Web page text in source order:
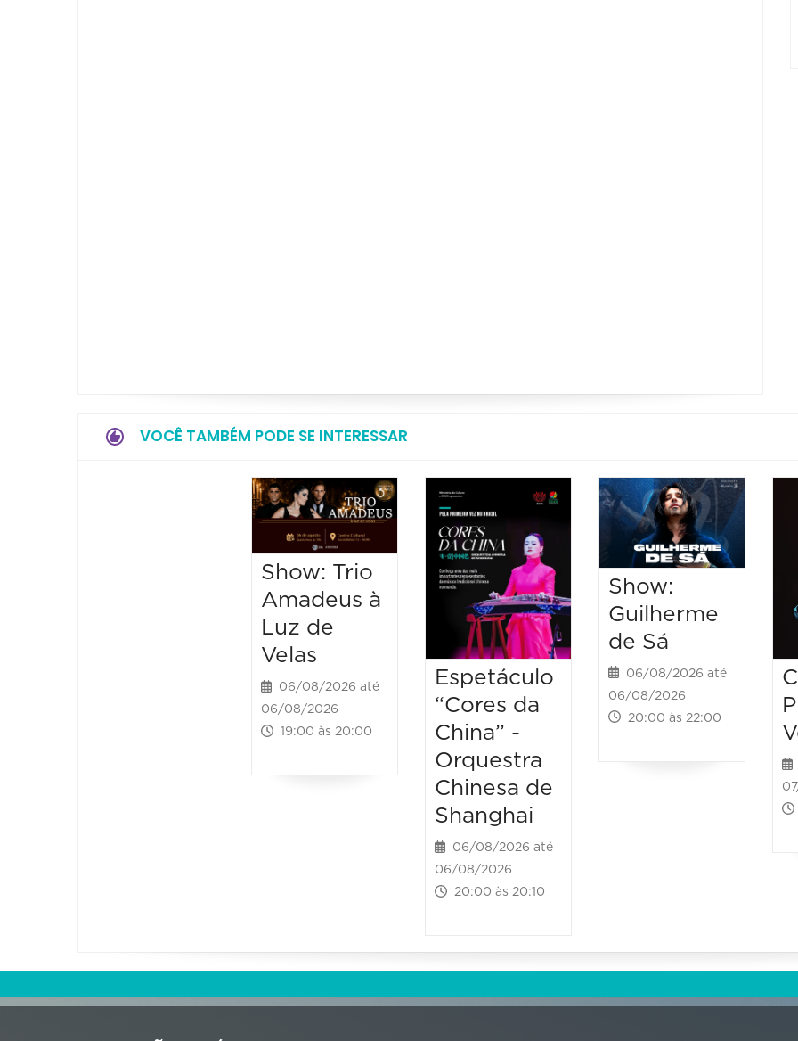
VOCÊ TAMBÉM PODE SE INTERESSAR
Show: Trio
Amadeus à
Luz de
Velas
06/08/2026 até
06/08/2026
19:00 às 20:00
Espetáculo
“Cores da
China” -
Orquestra
Chinesa de
Shanghai
06/08/2026 até
06/08/2026
20:00 às 20:10
Show:
Guilherme
de Sá
06/08/2026 até
06/08/2026
20:00 às 22:00